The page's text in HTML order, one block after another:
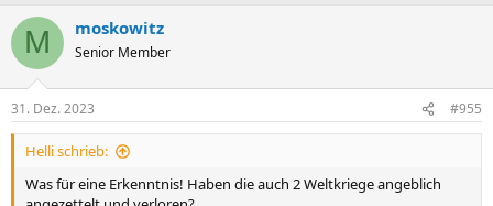
M moskowitz
Senior Member
31. Dez. 2023 #955
Helli schrieb:
Was für eine Erkenntnis! Haben die auch 2 Weltkriege angeblich